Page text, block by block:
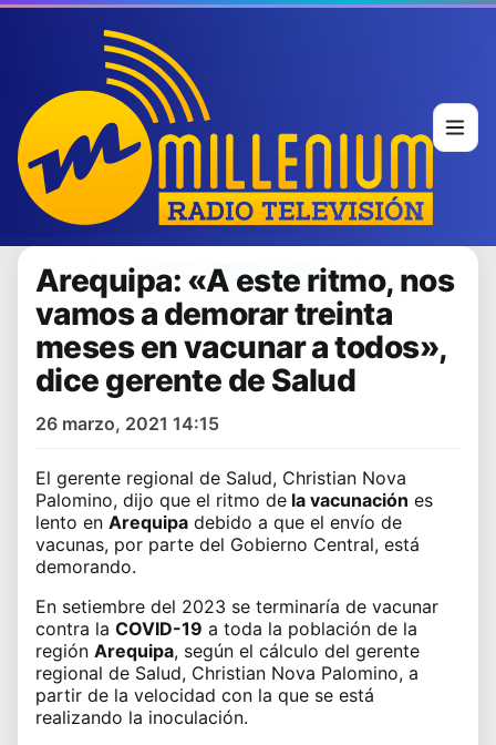
Arequipa: «A este ritmo, nos
vamos a demorar treinta
meses en vacunar a todos»,
dice gerente de Salud
26 marzo, 2021 14:15
El gerente regional de Salud, Christian Nova
Palomino, dijo que el ritmo de la vacunación es
lento en Arequipa debido a que el envío de
vacunas, por parte del Gobierno Central, está
demorando.
En setiembre del 2023 se terminaría de vacunar
contra la COVID-19 a toda la población de la
región Arequipa, según el cálculo del gerente
regional de Salud, Christian Nova Palomino, a
partir de la velocidad con la que se está
realizando la inoculación.